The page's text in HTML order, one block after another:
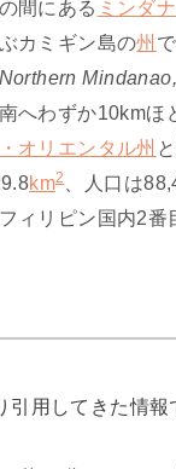
間にある ミンダ
カミギン島の州
Northern
へわずか10kmほ
オリエンタル州
km2、人口は
ィリピン国内2番
用してきた情報